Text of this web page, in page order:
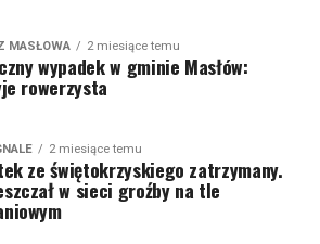
MASŁOWA 2 miesiące temu
wypadek w gminie Masłów:
rowerzysta
2 miesiące temu
ze świętokrzyskiego zatrzymany.
w sieci groźby na tle